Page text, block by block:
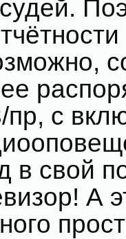
с
в свой
А